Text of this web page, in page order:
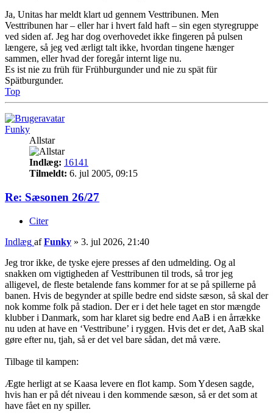
Ja, Unitas har meldt klart ud gennem Vesttribunen. Men
Vesttribunen har – eller har i hvert fald haft – sin egen styregruppe
ved siden af. Jeg har dog overhovedet ikke fingeren på pulsen
længere, så jeg ved ærligt talt ikke, hvordan tingene hænger
sammen, eller hvad der foregår internt lige nu.
Es ist nie zu früh für Frühburgunder und nie zu spät für
Spätburgunder.
Top
Funky
Allstar
Indlæg: 16141
Tilmeldt: 6. jul 2005, 09:15
Re: Sæsonen 26/27
Citer
Indlæg afFunky » 3. jul 2026, 21:40
Jeg tror ikke, de tyske ejere presses af den udmelding. Og al
snakken om vigtigheden af Vesttribunen til trods, så tror jeg
alligevel, de fleste betalende fans kommer for at se på spillerne på
banen. Hvis de begynder at spille bedre end sidste sæson, så skal der
nok komme folk på stadion. Der er i det hele taget en stor mængde
klubber i Danmark, som har klaret sig bedre end AaB i en årrække
nu uden at have en ‘Vesttribune’ i ryggen. Hvis det er det, AaB skal
gøre efter nu, tjah, så er det vel bare sådan, det må være.
Tilbage til kampen:
Ægte herligt at se Kaasa levere en flot kamp. Som Ydesen sagde,
hvis han er på dét niveau i den kommende sæson, så er det som at
have fået en ny spiller.